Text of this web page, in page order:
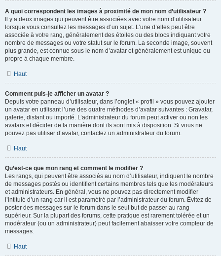
A quoi correspondent les images à proximité de mon nom d’utilisateur ?
Il y a deux images qui peuvent être associées avec votre nom d’utilisateur
lorsque vous consultez les messages d’un sujet. L’une d’elles peut être
associée à votre rang, généralement des étoiles ou des blocs indiquant votre
nombre de messages ou votre statut sur le forum. La seconde image, souvent
plus grande, est connue sous le nom d’avatar et généralement est unique ou
propre à chaque membre.
Haut
Comment puis-je afficher un avatar ?
Depuis votre panneau d’utilisateur, dans l’onglet « profil » vous pouvez ajouter
un avatar en utilisant l’une des quatre méthodes d’avatar suivantes : Gravatar,
galerie, distant ou importé. L’administrateur du forum peut activer ou non les
avatars et décider de la manière dont ils sont mis à disposition. Si vous ne
pouvez pas utiliser d’avatar, contactez un administrateur du forum.
Haut
Qu’est-ce que mon rang et comment le modifier ?
Les rangs, qui peuvent être associés au nom d’utilisateur, indiquent le nombre
de messages postés ou identifient certains membres tels que les modérateurs
et administrateurs. En général, vous ne pouvez pas directement modifier
l’intitulé d’un rang car il est paramétré par l’administrateur du forum. Évitez de
poster des messages sur le forum dans le seul but de passer au rang
supérieur. Sur la plupart des forums, cette pratique est rarement tolérée et un
modérateur (ou un administrateur) peut facilement abaisser votre compteur de
messages.
Haut